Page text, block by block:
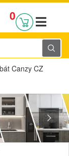
0
Canzy CZ